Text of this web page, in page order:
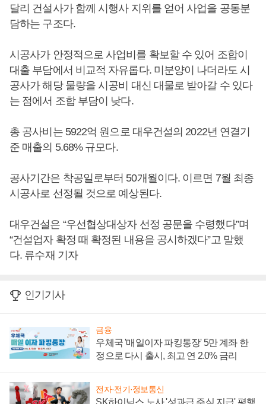
달리 건설사가 함께 시행사 지위를 얻어 사업을 공동분
담하는 구조다.
시공사가 안정적으로 사업비를 확보할 수 있어 조합이
대출 부담에서 비교적 자유롭다. 미분양이 나더라도 시
공사가 해당 물량을 시공비 대신 대물로 받아갈 수 있다
는 점에서 조합 부담이 낮다.
총 공사비는 5922억 원으로 대우건설의 2022년 연결기
준 매출의 5.68% 규모다.
공사기간은 착공일로부터 50개월이다. 이르면 7월 최종
시공사로 선정될 것으로 예상된다.
대우건설은 “우선협상대상자 선정 공문을 수령했다”며
“건설업자 확정 때 확정된 내용을 공시하겠다”고 말했
다. 류수재 기자
인기기사
금융
우체국 '매일이자 파킹통장' 5만 계좌 한
정으로 다시 출시, 최고 연 2.0% 금리
전자·전기·정보통신
SK하이닉스 노사 '성과급 주식 지급' 평행